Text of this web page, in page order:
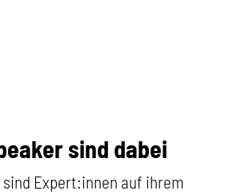
sind dabei
sind Expert:innen auf ihrem